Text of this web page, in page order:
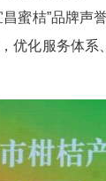
夷陵红生